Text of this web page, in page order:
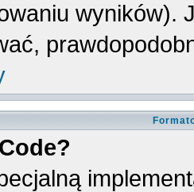
wyników).